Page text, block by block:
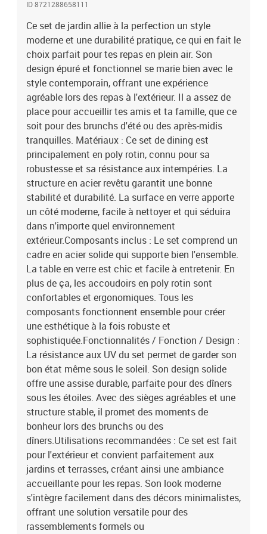
confortables et ergonomiques. Tous les composants fonctionnent
ensemble pour créer une esthétique à la fois robuste et
sophistiquée.Fonctionnalités / Fonction / Design : La résistance
aux UV du set permet de garder son bon état même sous le soleil.
Son design solide offre une assise durable, parfaite pour des
dîners sous les étoiles. Avec des sièges agréables et une structure
stable, il promet des moments de bonheur lors des brunchs ou des
dîners.Utilisations recommandées : Ce set est fait pour l'extérieur
et convient parfaitement aux jardins et terrasses, créant ainsi une
ambiance accueillante pour les repas. Son look moderne s'intègre
facilement dans des décors minimalistes, offrant une solution
versatile pour des rassemblements formels ou
décontractés.Entretien et maintenance : Protège ce set avec une
housse quand tu ne l'utilises pas, ça aide à prolonger sa durée de
vie. Un coup de chiffon sec de temps en temps suffit pour garder
les éléments en verre et en poly rotin au top ! Cette routine simple
garantit que le set reste aussi beau qu’au premier jour. Couleur:
NoirMatériau: PolyrotinDurablePlaces assisesLargeur d'assise: 51
cmProfondeur de siège: 48 cmPoids maximal: 515 kgCapacité:
4DurableAssemblage requis: OuiContenant de la livraison:4 x
Chaise1 x TableEAN: 8721288658111SKU: 3380891Brand: vidaXL
ID 8721288658111
Ce set de jardin allie à la perfection un style
moderne et une durabilité pratique, ce qui en fait le
choix parfait pour tes repas en plein air. Son
design épuré et fonctionnel se marie bien avec le
style contemporain, offrant une expérience
agréable lors des repas à l'extérieur. Il a assez de
place pour accueillir tes amis et ta famille, que ce
soit pour des brunchs d'été ou des après-midis
tranquilles. Matériaux : Ce set de dining est
principalement en poly rotin, connu pour sa
robustesse et sa résistance aux intempéries. La
structure en acier revêtu garantit une bonne
stabilité et durabilité. La surface en verre apporte
un côté moderne, facile à nettoyer et qui séduira
dans n'importe quel environnement
extérieur.Composants inclus : Le set comprend un
cadre en acier solide qui supporte bien l'ensemble.
La table en verre est chic et facile à entretenir. En
plus de ça, les accoudoirs en poly rotin sont
confortables et ergonomiques. Tous les
composants fonctionnent ensemble pour créer
une esthétique à la fois robuste et
sophistiquée.Fonctionnalités / Fonction / Design :
La résistance aux UV du set permet de garder son
bon état même sous le soleil. Son design solide
offre une assise durable, parfaite pour des dîners
sous les étoiles. Avec des sièges agréables et une
structure stable, il promet des moments de
bonheur lors des brunchs ou des
dîners.Utilisations recommandées : Ce set est fait
pour l'extérieur et convient parfaitement aux
jardins et terrasses, créant ainsi une ambiance
accueillante pour les repas. Son look moderne
s'intègre facilement dans des décors minimalistes,
offrant une solution versatile pour des
rassemblements formels ou